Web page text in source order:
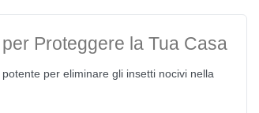
Proteggere la Tua Casa
per eliminare gli insetti nocivi nella